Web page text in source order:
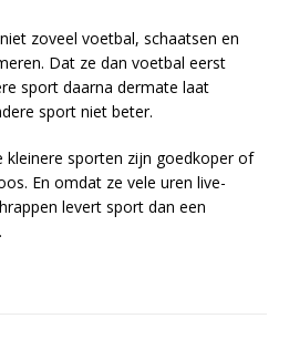
zoveel voetbal, schaatsen en
Dat ze dan voetbal eerst
sport daarna dermate laat
sport niet beter.
kleinere sporten zijn goedkoper of
En omdat ze vele uren live-
levert sport dan een